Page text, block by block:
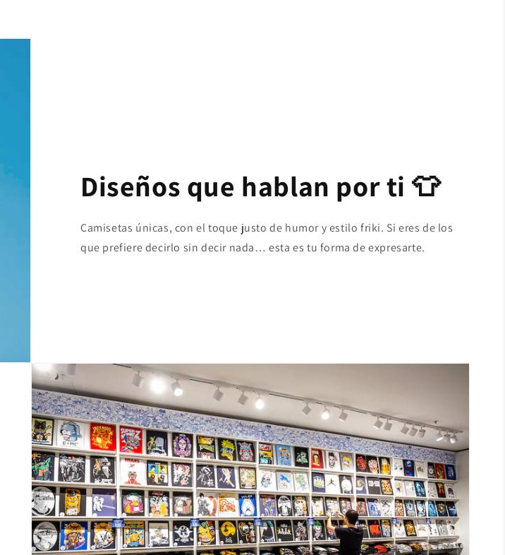
Diseños que hablan por ti 👕
Camisetas únicas, con el toque justo de humor y estilo friki. Si eres de los
que prefiere decirlo sin decir nada… esta es tu forma de expresarte.